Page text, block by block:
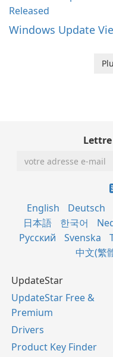
Windows Update
English Deutsch
日本語
한국어
Русский
Svenska
中文(繁
UpdateStar
UpdateStar Free &
Premium
Drivers
Product Key Finder